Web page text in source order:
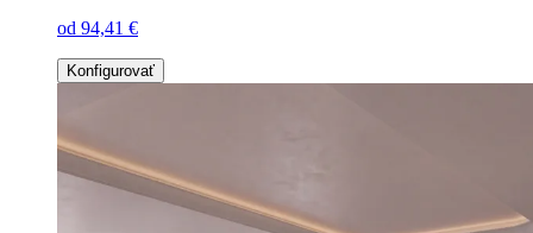
od 94,41 €
Konfigurovať